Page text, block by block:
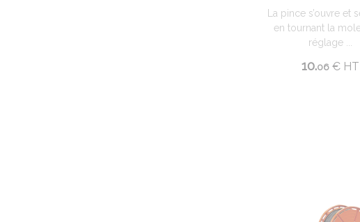
La pince s’ouvre et
en tournant la
réglage ...
10.06 €HT